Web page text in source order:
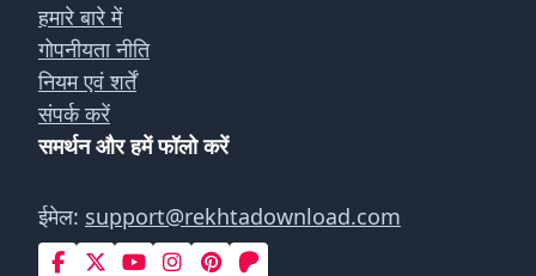
हमारे बारे में
गोपनीयता नीति
नियम एवं शर्तें
संपर्क करें
समर्थन और हमें फॉलो करें
ईमेल: support@rekhtadownload.com